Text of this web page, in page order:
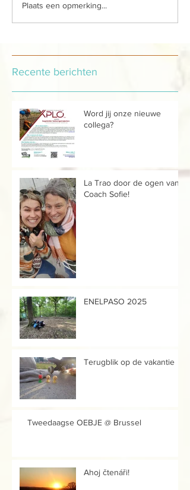
Plaats een opmerking...
Recente berichten
Word jij onze nieuwe
collega?
La Trao door de ogen van...
Coach Sofie!
ENELPASO 2025
Terugblik op de vakantie
Tweedaagse OEBJE @ Brussel
Ahoj čtenáři!